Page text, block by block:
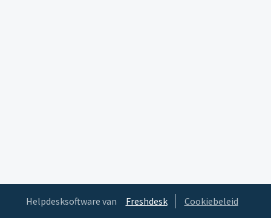
Helpdesksoftware van Freshdesk Cookiebeleid